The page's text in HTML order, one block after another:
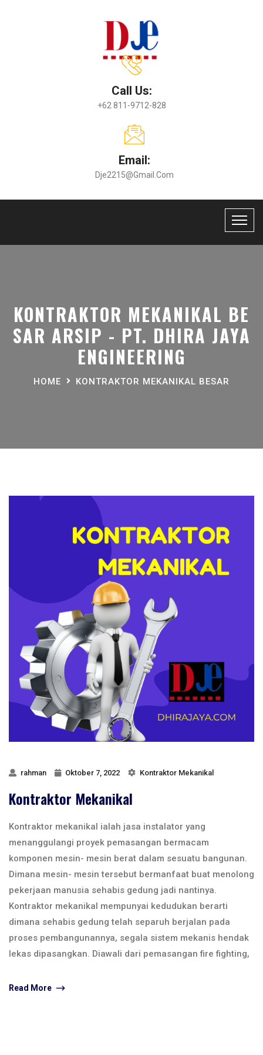
Call Us:
+62 811-9712-828
Email:
Dje2215@gmail.com
KONTRAKTOR MEKANIKAL BE
SAR ARSIP - PT. DHIRA JAYA
ENGINEERING
HOME KONTRAKTOR MEKANIKAL BESAR
rahman Oktober 7, 2022 Kontraktor Mekanikal
Kontraktor Mekanikal
Kontraktor mekanikal ialah jasa instalator yang
menanggulangi proyek pemasangan bermacam
komponen mesin- mesin berat dalam sesuatu bangunan.
Dimana mesin- mesin tersebut bermanfaat buat menolong
pekerjaan manusia sehabis gedung jadi nantinya.
Kontraktor mekanikal mempunyai kedudukan berarti
dimana sehabis gedung telah separuh berjalan pada
proses pembangunannya, segala sistem mekanis hendak
lekas dipasangkan. Diawali dari pemasangan fire fighting,
Read More